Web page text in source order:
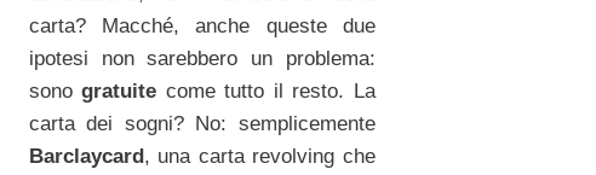
carta? Macché, anche queste due
ipotesi non sarebbero un problema:
sonogratuite come tutto il resto. La
carta dei sogni? No: semplicemente
Barclaycard , una carta revolving che